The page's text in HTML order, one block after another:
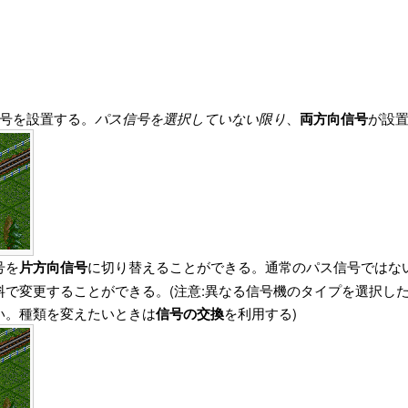
を設置する。 パス信号を選択していない限り 両方向信号が設
を片方向信号に切り替えることができる。通常のパス信号では
変更することができる。(注意:異なる信号機のタイプを選択し
種類を変えたいときは信号の交換を利用する)